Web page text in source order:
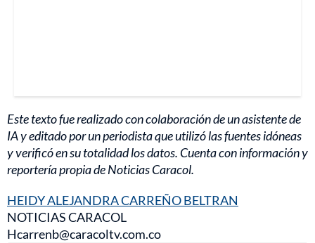
Este texto fue realizado con colaboración de un asistente de
IA y editado por un periodista que utilizó las fuentes idóneas
y verificó en su totalidad los datos. Cuenta con información y
reportería propia de Noticias Caracol.
HEIDY ALEJANDRA CARREÑO BELTRAN
NOTICIAS CARACOL
Hcarrenb@caracoltv.com.co